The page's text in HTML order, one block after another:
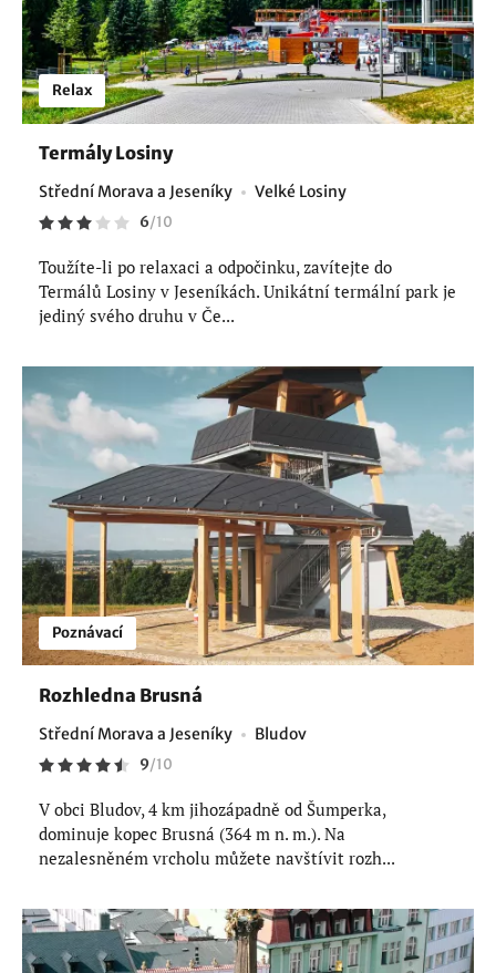
Relax
Termály Losiny
Střední Morava a Jeseníky Velké Losiny
6/10
Toužíte-li po relaxaci a odpočinku, zavítejte do
Termálů Losiny v Jeseníkách. Unikátní termální park je
jediný svého druhu v Če...
Poznávací
Rozhledna Brusná
Střední Morava a Jeseníky Bludov
9/10
V obci Bludov, 4 km jihozápadně od Šumperka,
dominuje kopec Brusná (364 m n. m.). Na
nezalesněném vrcholu můžete navštívit rozh...